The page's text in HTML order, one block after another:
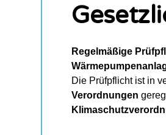
Regelmäßige
Die Prüfpflicht ist in
Verordnungen